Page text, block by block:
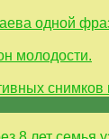
одной
молодости.